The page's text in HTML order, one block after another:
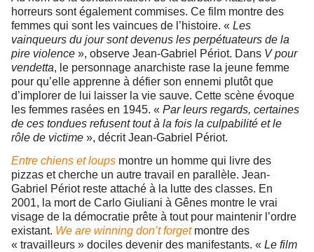
horreurs sont également commises. Ce film montre des
femmes qui sont les vaincues de l’histoire. « Les
vainqueurs du jour sont devenus les perpétuateurs de la
pire violence », observe Jean-Gabriel Périot. Dans V pour
vendetta, le personnage anarchiste rase la jeune femme
pour qu’elle apprenne à défier son ennemi plutôt que
d’implorer de lui laisser la vie sauve. Cette scène évoque
les femmes rasées en 1945. « Par leurs regards, certaines
de ces tondues refusent tout à la fois la culpabilité et le
rôle de victime », décrit Jean-Gabriel Périot.
Entre chiens et loups montre un homme qui livre des
pizzas et cherche un autre travail en parallèle. Jean-
Gabriel Périot reste attaché à la lutte des classes. En
2001, la mort de Carlo Giuliani à Gênes montre le vrai
visage de la démocratie prête à tout pour maintenir l’ordre
existant. We are winning don’t forgetmontre des
« travailleurs » dociles devenir des manifestants. « Le film